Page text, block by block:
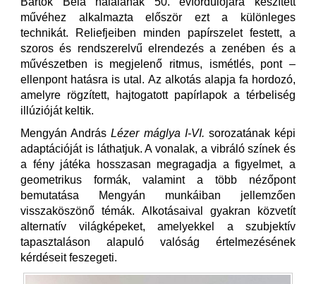
művéhez alkalmazta először ezt a különleges
technikát. Reliefjeiben minden papírszelet festett, a
szoros és rendszerelvű elrendezés a zenében és a
művészetben is megjelenő ritmus, ismétlés, pont –
ellenpont hatásra is utal. Az alkotás alapja fa hordozó,
amelyre rögzített, hajtogatott papírlapok a térbeliség
illúzióját keltik.
Mengyán AndrásLézer máglya I-VI. sorozatának képi
adaptációját is láthatjuk. A vonalak, a vibráló színek és
a fény játéka hosszasan megragadja a figyelmet, a
geometrikus formák, valamint a több nézőpont
bemutatása Mengyán munkáiban jellemzően
visszaköszönő témák. Alkotásaival gyakran közvetít
alternatív világképeket, amelyekkel a szubjektív
tapasztaláson alapuló valóság értelmezésének
kérdéseit feszegeti.